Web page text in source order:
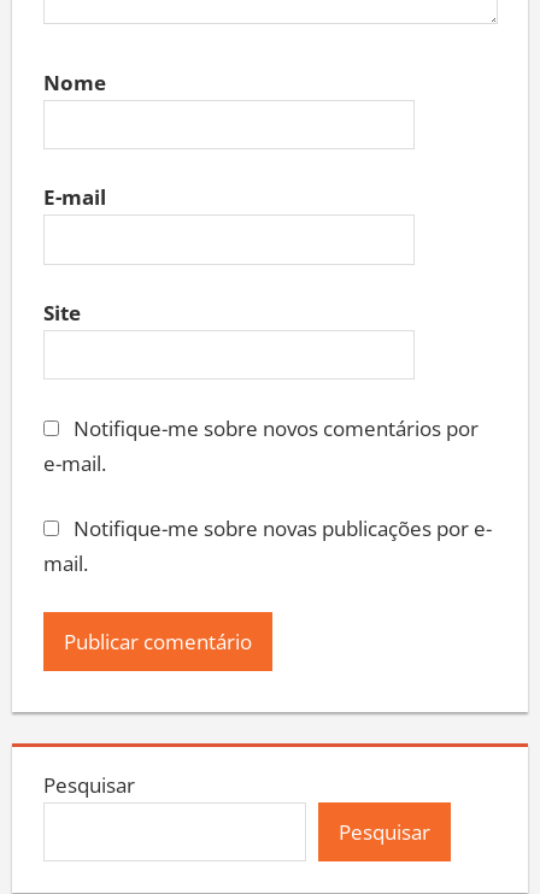
Nome
E-mail
Site
Notifique-me sobre novos comentários por
e-mail.
Notifique-me sobre novas publicações por e-
mail.
Pesquisar
Pesquisar